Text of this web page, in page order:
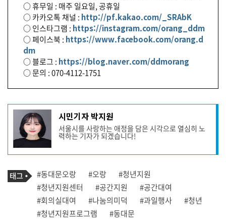
○ 휴무일 : 매주 일요일, 공휴일
○ 카카오톡 채널 : http://pf.kakao.com/_SRAbK
○ 인스타그램 : https://instagram.com/orang_ddm
○ 페이스북 : https://www.facebook.com/orang.d
dm
○ 블로그 : https://blog.naver.com/ddmorang
○ 문의 : 070-4112-1751
기
작
성
자
프
필
시민기자 박지원
서울시를 사랑하는 애정을 담은 시각으로 열심히 노
력하는 기자가 되겠습니다!
기
사
관
련
태
그
태
그
#동대문오랑 #오랑
#청년지원
#청년지원센터
#공간지원
#공간대여
#회의실대여
#나눔의미덕 #과일행사
#청년
#청년지원프로그램
#동대문